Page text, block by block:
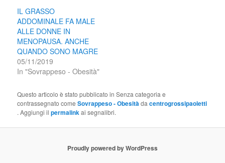
IL GRASSO
ADDOMINALE FA MALE
ALLE DONNE IN
MENOPAUSA. ANCHE
QUANDO SONO MAGRE
05/11/2019
In "Sovrappeso - Obesità"
Questo articolo è stato pubblicato in Senza categoria e
contrassegnato comeSovrappeso - Obesitàdacentrogrossipaoletti
. Aggiungi ilpermalinkai segnalibri.
Proudly powered by WordPress